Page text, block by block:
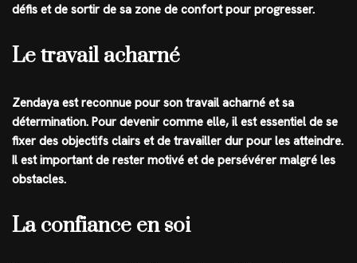
défis et de sortir de sa zone de confort pour progresser.
Le travail acharné
Zendaya est reconnue pour son travail acharné et sa
détermination. Pour devenir comme elle, il est essentiel de se
fixer des objectifs clairs et de travailler dur pour les atteindre.
Il est important de rester motivé et de persévérer malgré les
obstacles.
La confiance en soi